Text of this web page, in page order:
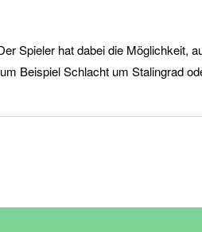
Spieler hat dabei die Möglichkeit,
Beispiel Schlacht um Stalingrad